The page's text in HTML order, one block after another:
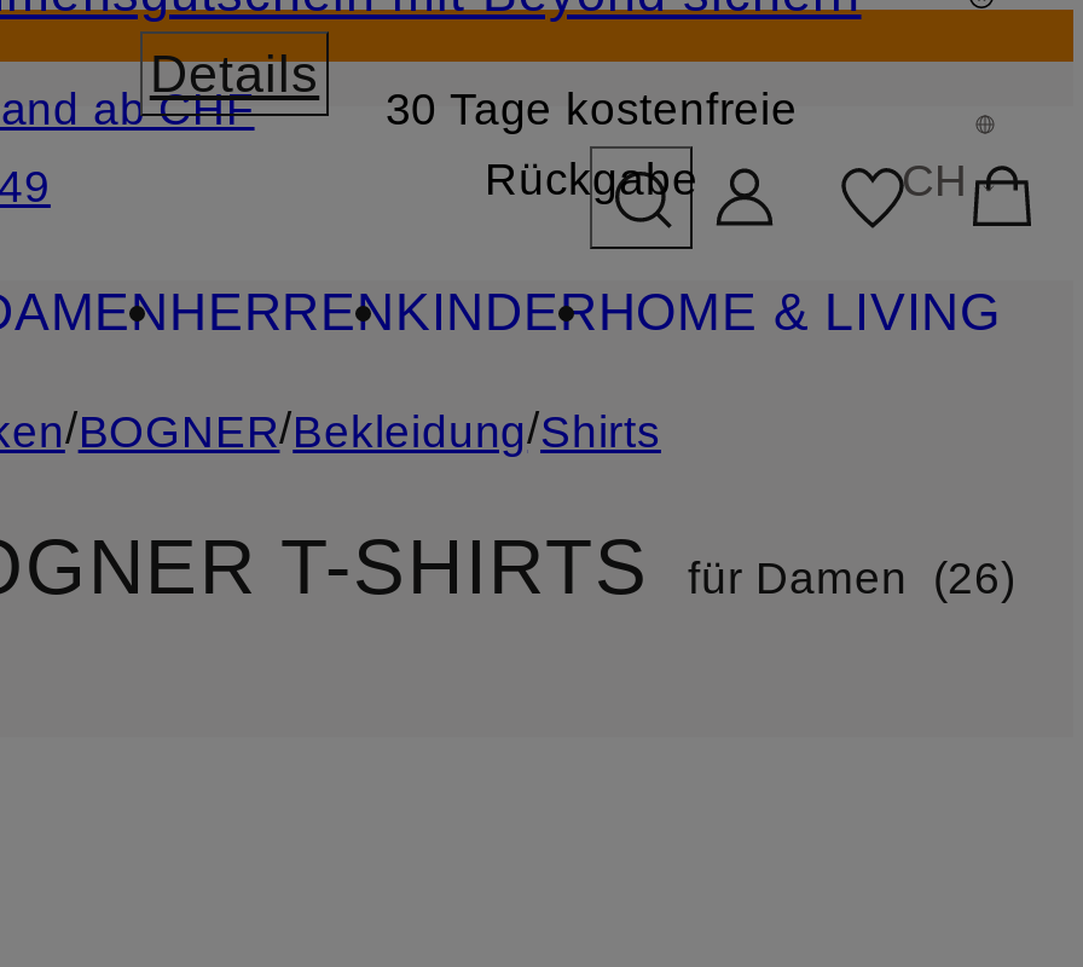
ZUM SUCHFELD ÜBERSPRINGEN
Details
ab CHF
30 Tage kostenfreie
Rückgabe
CH
HERRENKINDERHOME & LIVING
/BOGNER/Bekleidung/Shirts
T-SHIRTS für Damen 26